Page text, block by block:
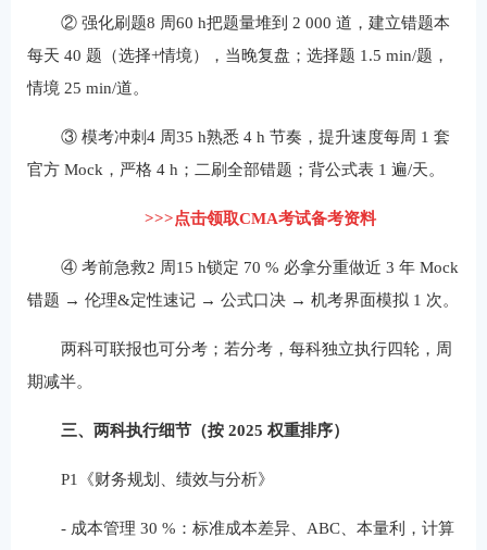
② 强化刷题8 周60 h把题量堆到 2 000 道，建立错题本
每天 40 题（选择+情境），当晚复盘；选择题 1.5 min/题，
情境 25 min/道。
③ 模考冲刺4 周35 h熟悉 4 h 节奏，提升速度每周 1 套
官方 Mock，严格 4 h；二刷全部错题；背公式表 1 遍/天。
>>>点击领取CMA考试备考资料
④ 考前急救2 周15 h锁定 70 % 必拿分重做近 3 年 Mock
错题 → 伦理&定性速记 → 公式口决 → 机考界面模拟 1 次。
两科可联报也可分考；若分考，每科独立执行四轮，周
期减半。
三、两科执行细节（按 2025 权重排序）
P1《财务规划、绩效与分析》
‑ 成本管理 30 %：标准成本差异、ABC、本量利，计算